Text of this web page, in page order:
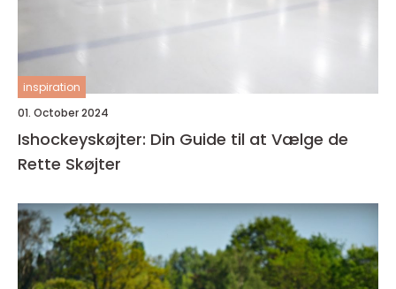
inspiration
01. October 2024
Ishockeyskøjter: Din Guide til at Vælge de
Rette Skøjter